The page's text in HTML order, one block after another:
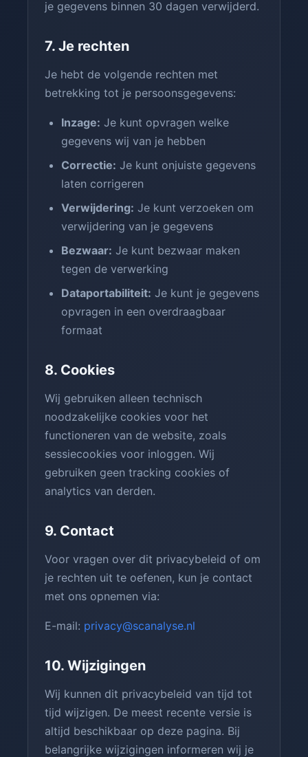
je gegevens binnen 30 dagen verwijderd.
7. Je rechten
Je hebt de volgende rechten met
betrekking tot je persoonsgegevens:
Inzage: Je kunt opvragen welke
gegevens wij van je hebben
Correctie: Je kunt onjuiste gegevens
laten corrigeren
Verwijdering: Je kunt verzoeken om
verwijdering van je gegevens
Bezwaar: Je kunt bezwaar maken
tegen de verwerking
Dataportabiliteit: Je kunt je gegevens
opvragen in een overdraagbaar
formaat
8. Cookies
Wij gebruiken alleen technisch
noodzakelijke cookies voor het
functioneren van de website, zoals
sessiecookies voor inloggen. Wij
gebruiken geen tracking cookies of
analytics van derden.
9. Contact
Voor vragen over dit privacybeleid of om
je rechten uit te oefenen, kun je contact
met ons opnemen via:
E-mail: privacy@scanalyse.nl
10. Wijzigingen
Wij kunnen dit privacybeleid van tijd tot
tijd wijzigen. De meest recente versie is
altijd beschikbaar op deze pagina. Bij
belangrijke wijzigingen informeren wij je